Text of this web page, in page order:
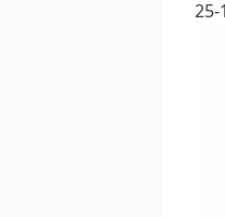
25-